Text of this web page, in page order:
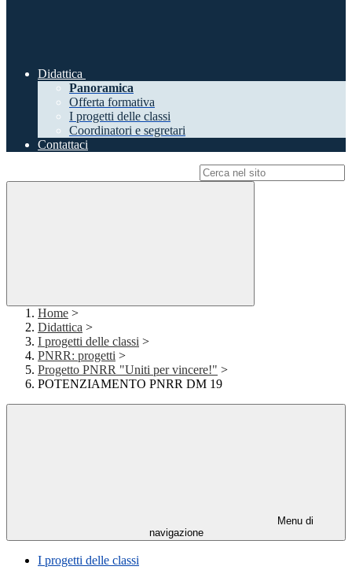
Didattica
Panoramica
Offerta formativa
I progetti delle classi
Coordinatori e segretari
Contattaci
Home >
Didattica >
I progetti delle classi >
PNRR: progetti >
Progetto PNRR "Uniti per vincere!" >
POTENZIAMENTO PNRR DM 19
Menu di
navigazione
I progetti delle classi